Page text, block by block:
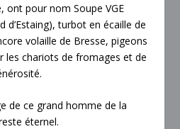
ont pour nom Soupe VGE
d’Estaing), turbot en écaille de
volaille de Bresse, pigeons
les chariots de fromages et de
de ce grand homme de la
éternel.